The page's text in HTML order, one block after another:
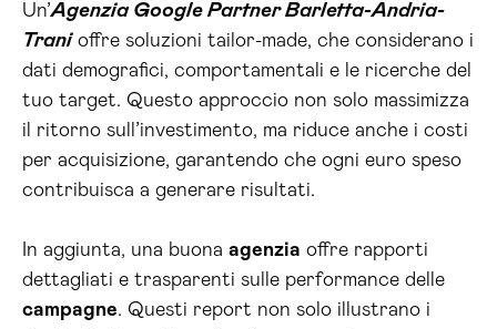
Un’Agenzia Google Partner Barletta-Andria-
Tranioffre soluzioni tailor-made, che considerano i
dati demografici, comportamentali e le ricerche del
tuo target. Questo approccio non solo massimizza
il ritorno sull’investimento, ma riduce anche i costi
per acquisizione, garantendo che ogni euro speso
contribuisca a generare risultati.
In aggiunta, una buona agenzia offre rapporti
dettagliati e trasparenti sulle performance delle
campagne. Questi report non solo illustrano i